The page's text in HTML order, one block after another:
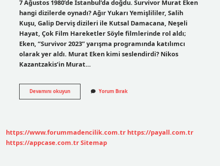
7 Ağustos 1980’de İstanbul’da doğdu. Survivor Murat Eken
hangi dizilerde oynadı? Ağır Yukarı Yemişlililer, Salih
Kuşu, Galip Derviş dizileri ile Kutsal Damacana, Neşeli
Hayat, Çok Film Hareketler Söyle filmlerinde rol aldı;
Eken, “Survivor 2023” yarışma programında katılımcı
olarak yer aldı. Murat Eken kimi seslendirdi? Nikos
Kazantzakis’in Murat…
Devamını okuyunMurat
Eken
Yorum Bırak
https://www.forummadencilik.com.tr https://payall.com.tr
https://appcase.com.trSitemap